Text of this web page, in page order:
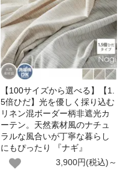
【100サイズから選べる】【1.
5倍ひだ】光を優しく採り込む
リネン混ボーダー柄非遮光カ
ーテン。天然素材風のナチュ
ラルな風合いが丁寧な暮らし
にもぴったり 『ナギ』
3,900円(税込)～